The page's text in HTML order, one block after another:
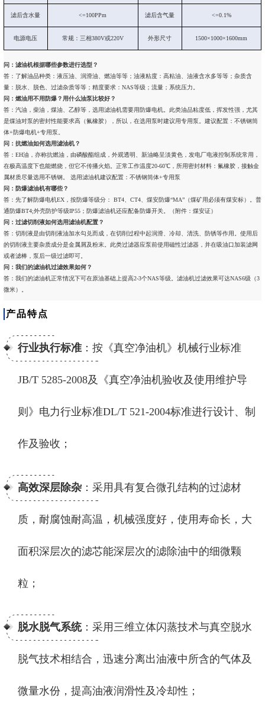
滤后含水量 <=100PPm 滤后含气量 <=0.1%
电源电压 常规：三相380V或220V 外形尺寸 1500×1000×1600mm
问：滤油机根据哪些参数进行选型？
答：了解油品种类：液压油、润滑油、燃油等等；油液粘度：高粘油、油液含水多等等；杂质含
量：脱水、脱色、过滤杂质等等；精度要求：NAS等级；流量；系统压力。
问：燃油用不用防爆？用什么油泵比较好？
答：汽油，柴油，煤油、乙醇等，选用滤油机需要用防爆电机。此类油品粘度低，挥发性强，尤其
是煤油对泵的密封性能要求高（氟橡胶），所以，在选用泵时建议用专用泵。建议配置：不锈钢筒
体+防爆电机+专用泵。
问：抗燃油如何选用滤油机？
答：EH油，亦称抗燃油，由磷酸酯组成，外观透明、新油略呈淡黄色，发电厂电液控制系统常用，
在极高温度下也能燃烧，但它不传播火焰。正常工作温度20-60℃，所用密封材料：氟橡胶，接触金
属材质尽量选用不锈钢。 选用滤油机建议配置：不锈钢筒体+专用泵
问：防爆滤油机有哪些？
答：先了解防爆电机EX，按防爆等级分： BT4、CT4、煤安防爆“MA”（煤矿用必须有煤安标）。普
通防爆BT4;外壳防护等级IP55；防爆滤油机还应配备防爆开关。（附件：煤安证）
问：过滤切削液如何选用滤油机配置？
答：切削液是由切削液油加水勾兑而成，在切削过程中起润滑、冷却、清洗、防锈等作用。使用后
的切削液主要杂质成分是金属屑及粉末。此类过滤器应泵前使用磁性过滤器，并在吸油口加装滤网
或者滤棒，泵后一级过滤即可。
问：我们的滤油机过滤效果如何？
答：我们的滤油机正常情况下可在原油基础上提高2-3个NAS等级。滤油机过滤效果可达NAS6级（3
微米）。
产品特点
行业执行标准：按《真空净油机》机械行业标准
JB/T 5285-2008及《真空净油机验收及使用维护导
则》电力行业标准DL/T 521-2004标准进行设计、制
作及验收；
高效深层除杂：采用具有复合微孔结构的过滤材
质，耐腐蚀耐高温，机械强度好，使用寿命长，大
面积深层次的滤芯能深层次的滤除油中的细微颗
粒；
脱水脱气系统：采用三维立体闪蒸技术与真空脱水
脱气技术相结合，迅速分离出油液中所含的气体及
微量水份，提高油液润滑性及冷却性；